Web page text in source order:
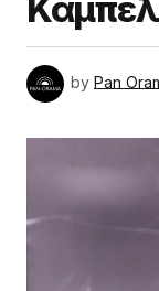
Κάμπελ
by Pan